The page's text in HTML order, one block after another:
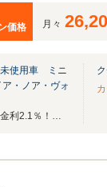
価格
月々
使用車 ミニ
・ノア・ヴォ
新車・登録済未使用車専門店！残価設定金利2.1％！即納車可能車両多数在庫あります！